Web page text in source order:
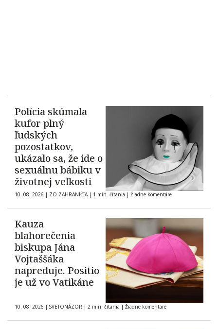
Polícia skúmala
kufor plný
ľudských
pozostatkov,
ukázalo sa, že ide o
sexuálnu bábiku v
životnej veľkosti
10. 08. 2026 | ZO ZAHRANIČIA | 1 min. čítania | Žiadne komentáre
Kauza
blahorečenia
biskupa Jána
Vojtaššáka
napreduje. Positio
je už vo Vatikáne
10. 08. 2026 | SVETONÁZOR | 2 min. čítania | Žiadne komentáre